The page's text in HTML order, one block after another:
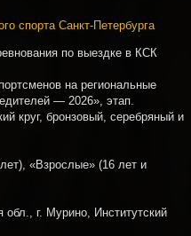
спорта Санкт-Петербурга
по выездке в КСК
на региональные
— 2026», этап.
круг, бронзовый, серебряный и
«Взрослые» (16 лет и
г. Мурино, Институтский